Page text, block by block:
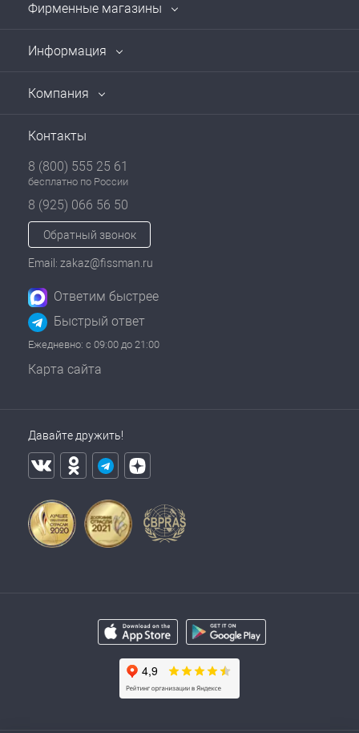
Фирменные магазины
Информация
Компания
Контакты
8 (800) 555 25 61
бесплатно по России
8 (925) 066 56 50
Обратный звонок
Email: zakaz@fissman.ru
Ответим быстрее
Быстрый ответ
Ежедневно: с 09:00 до 21:00
Карта сайта
Давайте дружить!